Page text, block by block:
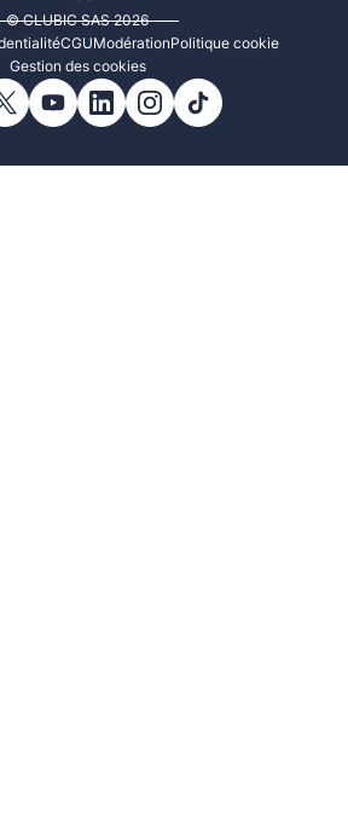
© CLUBIC SAS 2026
CGUModérationPolitique cookie
Gestion des cookies